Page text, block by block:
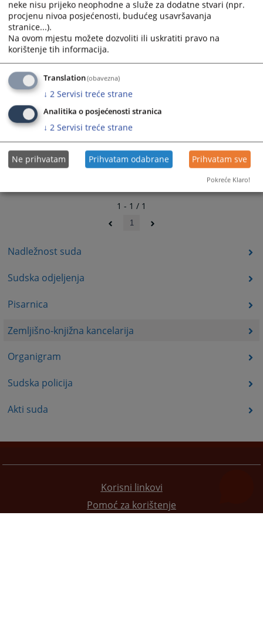
Nadležnost suda
Sudska odjeljenja
Pisarnica
Zemljišno-knjižna kancelarija
Organigram
Sudska policija
Akti suda
1 - 1 / 1
1
Korisni linkovi
Pomoć za korištenje
neke nisu prijeko neophodne a služe za dodatne stvari (npr.
procjenu nivoa posjećenosti, budućeg usavršavanja
stranice...).
Na ovom mjestu možete dozvoliti ili uskratiti pravo na
korištenje tih informacija.
Translation(obavezna)
↓ 2 Servisi treće strane
Analitika o posjećenosti stranica
↓ 2 Servisi treće strane
Ne prihvatam Prihvatam odabrane Prihvatam sve
Pokreće Klaro!